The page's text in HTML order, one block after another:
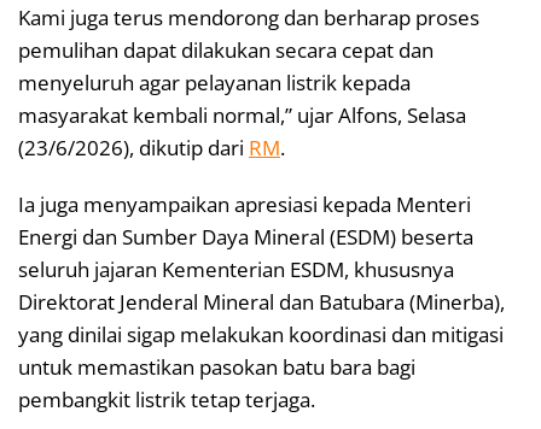
Kami juga terus mendorong dan berharap proses
pemulihan dapat dilakukan secara cepat dan
menyeluruh agar pelayanan listrik kepada
masyarakat kembali normal,” ujar Alfons, Selasa
(23/6/2026), dikutip dari RM.
Ia juga menyampaikan apresiasi kepada Menteri
Energi dan Sumber Daya Mineral (ESDM) beserta
seluruh jajaran Kementerian ESDM, khususnya
Direktorat Jenderal Mineral dan Batubara (Minerba),
yang dinilai sigap melakukan koordinasi dan mitigasi
untuk memastikan pasokan batu bara bagi
pembangkit listrik tetap terjaga.